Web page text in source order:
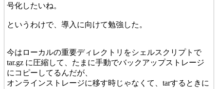
号化したいね。
というわけで、導入に向けて勉強した。
今はローカルの重要ディレクトリをシェルスクリプトで
tar.gz に圧縮して、たまに手動でバックアップストレージ
にコピーしてるんだが、
オンラインストレージに移す時じゃなくて、tarするときに